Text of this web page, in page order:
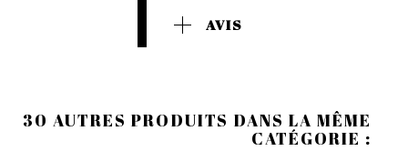
AVIS
30 AUTRES PRODUITS DANS LA MÊME
CATÉGORIE :